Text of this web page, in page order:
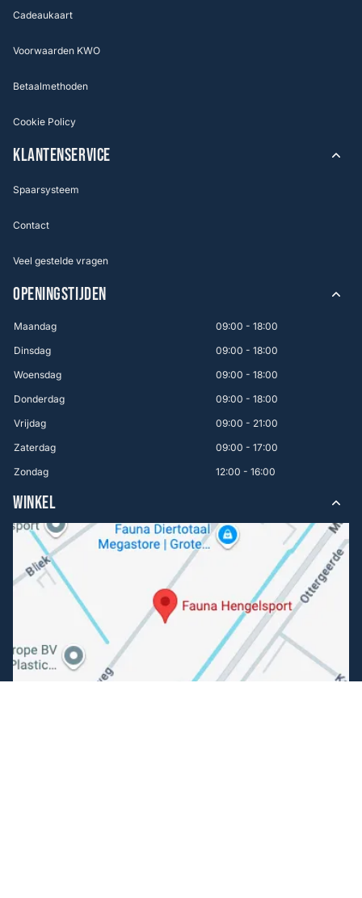
Cadeaukaart
Voorwaarden KWO
Betaalmethoden
Cookie Policy
KLANTENSERVICE
Spaarsysteem
Contact
Veel gestelde vragen
OPENINGSTIJDEN
Maandag
09:00 - 18:00
Dinsdag
09:00 - 18:00
Woensdag
09:00 - 18:00
Donderdag
09:00 - 18:00
Vrijdag
09:00 - 21:00
Zaterdag
09:00 - 17:00
Zondag
12:00 - 16:00
WINKEL